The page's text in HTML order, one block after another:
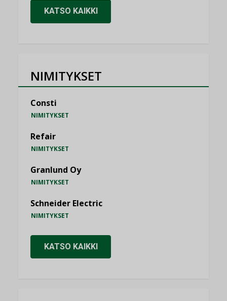
KATSO KAIKKI
NIMITYKSET
Consti
NIMITYKSET
Refair
NIMITYKSET
Granlund Oy
NIMITYKSET
Schneider Electric
NIMITYKSET
KATSO KAIKKI